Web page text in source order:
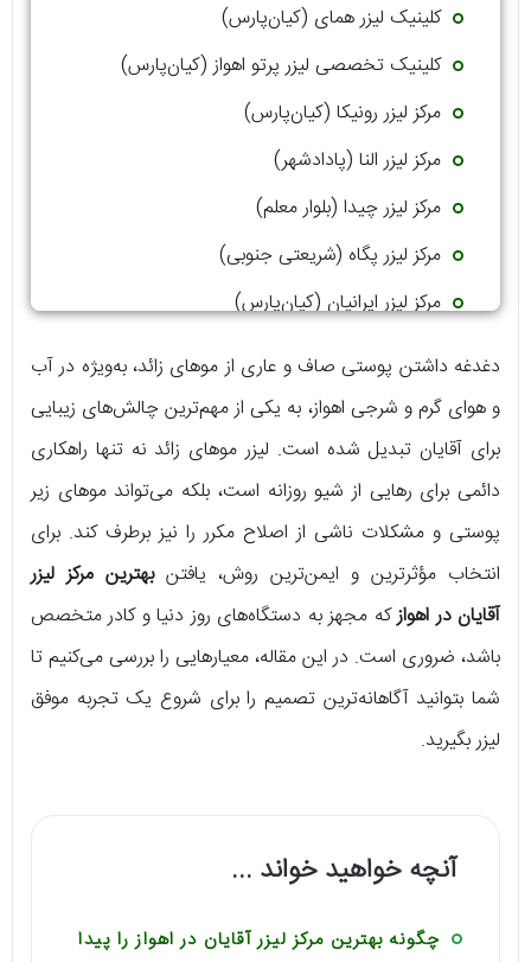
کلینیک لیزر همای (کیان‌پارس)
کلینیک تخصصی لیزر پرتو اهواز (کیان‌پارس)
مرکز لیزر رونیکا (کیان‌پارس)
مرکز لیزر النا (پادادشهر)
مرکز لیزر چیدا (بلوار معلم)
مرکز لیزر پگاه (شریعتی جنوبی)
مرکز لیزر ایرانیان (کیان‌پارس)
کلینیک لیزر ارکید (کیان آباد)
دغدغه داشتن پوستی صاف و عاری از موهای زائد، به‌ویژه در آب
و هوای گرم و شرجی اهواز، به یکی از مهم‌ترین چالش‌های زیبایی
برای آقایان تبدیل شده است. لیزر موهای زائد نه تنها راهکاری
دائمی برای رهایی از شیو روزانه است، بلکه می‌تواند موهای زیر
پوستی و مشکلات ناشی از اصلاح مکرر را نیز برطرف کند. برای
انتخاب مؤثرترین و ایمن‌ترین روش، یافتنبهترین مرکز لیزر
آقایان در اهوازکه مجهز به دستگاه‌های روز دنیا و کادر متخصص
باشد، ضروری است. در این مقاله، معیارهایی را بررسی می‌کنیم تا
شما بتوانید آگاهانه‌ترین تصمیم را برای شروع یک تجربه موفق
لیزر بگیرید.
آنچه خواهید خواند ...
چگونه بهترین مرکز لیزر آقایان در اهواز را پیدا